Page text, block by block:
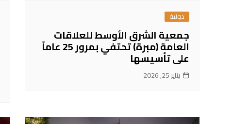
دولية
جمعية الشرق الأوسط للعلاقات
العامة (مبرة) تحتفي بمرور 25 عاماً
على تأسيسها
يناير 25, 2026